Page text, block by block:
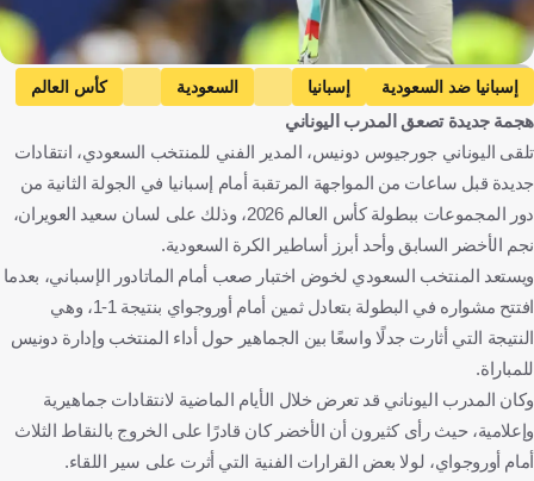
Getty Images
إسبانيا ضد السعودية إسبانيا السعودية
كأس العالم
جيورجوس دونيس
إسبانيا
المملكة العربية السعودية
الولايات المتحدة
اليونان كرة قدم
هجمة جديدة تصعق المدرب اليوناني
تلقى اليوناني جورجيوس دونيس، المدير الفني للمنتخب السعودي، انتقادات
جديدة قبل ساعات من المواجهة المرتقبة أمام إسبانيا في الجولة الثانية من
دور المجموعات ببطولة كأس العالم 2026، وذلك على لسان سعيد العويران،
نجم الأخضر السابق وأحد أبرز أساطير الكرة السعودية.
ويستعد المنتخب السعودي لخوض اختبار صعب أمام الماتادور الإسباني، بعدما
افتتح مشواره في البطولة بتعادل ثمين أمام أوروجواي بنتيجة 1-1، وهي
النتيجة التي أثارت جدلًا واسعًا بين الجماهير حول أداء المنتخب وإدارة دونيس
للمباراة.
وكان المدرب اليوناني قد تعرض خلال الأيام الماضية لانتقادات جماهيرية
وإعلامية، حيث رأى كثيرون أن الأخضر كان قادرًا على الخروج بالنقاط الثلاث
أمام أوروجواي، لولا بعض القرارات الفنية التي أثرت على سير اللقاء.